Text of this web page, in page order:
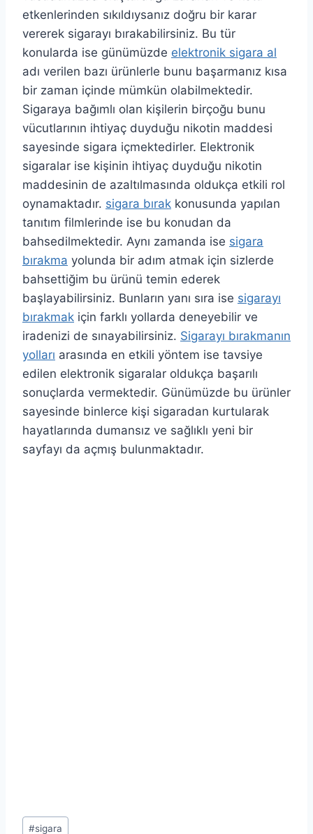
etkenlerinden sıkıldıysanız doğru bir karar
vererek sigarayı bırakabilirsiniz. Bu tür
konularda ise günümüzde elektronik sigara al
adı verilen bazı ürünlerle bunu başarmanız kısa
bir zaman içinde mümkün olabilmektedir.
Sigaraya bağımlı olan kişilerin birçoğu bunu
vücutlarının ihtiyaç duyduğu nikotin maddesi
sayesinde sigara içmektedirler. Elektronik
sigaralar ise kişinin ihtiyaç duyduğu nikotin
maddesinin de azaltılmasında oldukça etkili rol
oynamaktadır. sigara bırak konusunda yapılan
tanıtım filmlerinde ise bu konudan da
bahsedilmektedir. Aynı zamanda ise sigara
bırakma yolunda bir adım atmak için sizlerde
bahsettiğim bu ürünü temin ederek
başlayabilirsiniz. Bunların yanı sıra ise sigarayı
bırakmak için farklı yollarda deneyebilir ve
iradenizi de sınayabilirsiniz. Sigarayı bırakmanın
yolları arasında en etkili yöntem ise tavsiye
edilen elektronik sigaralar oldukça başarılı
sonuçlarda vermektedir. Günümüzde bu ürünler
sayesinde binlerce kişi sigaradan kurtularak
hayatlarında dumansız ve sağlıklı yeni bir
sayfayı da açmış bulunmaktadır.
Post
#sigara